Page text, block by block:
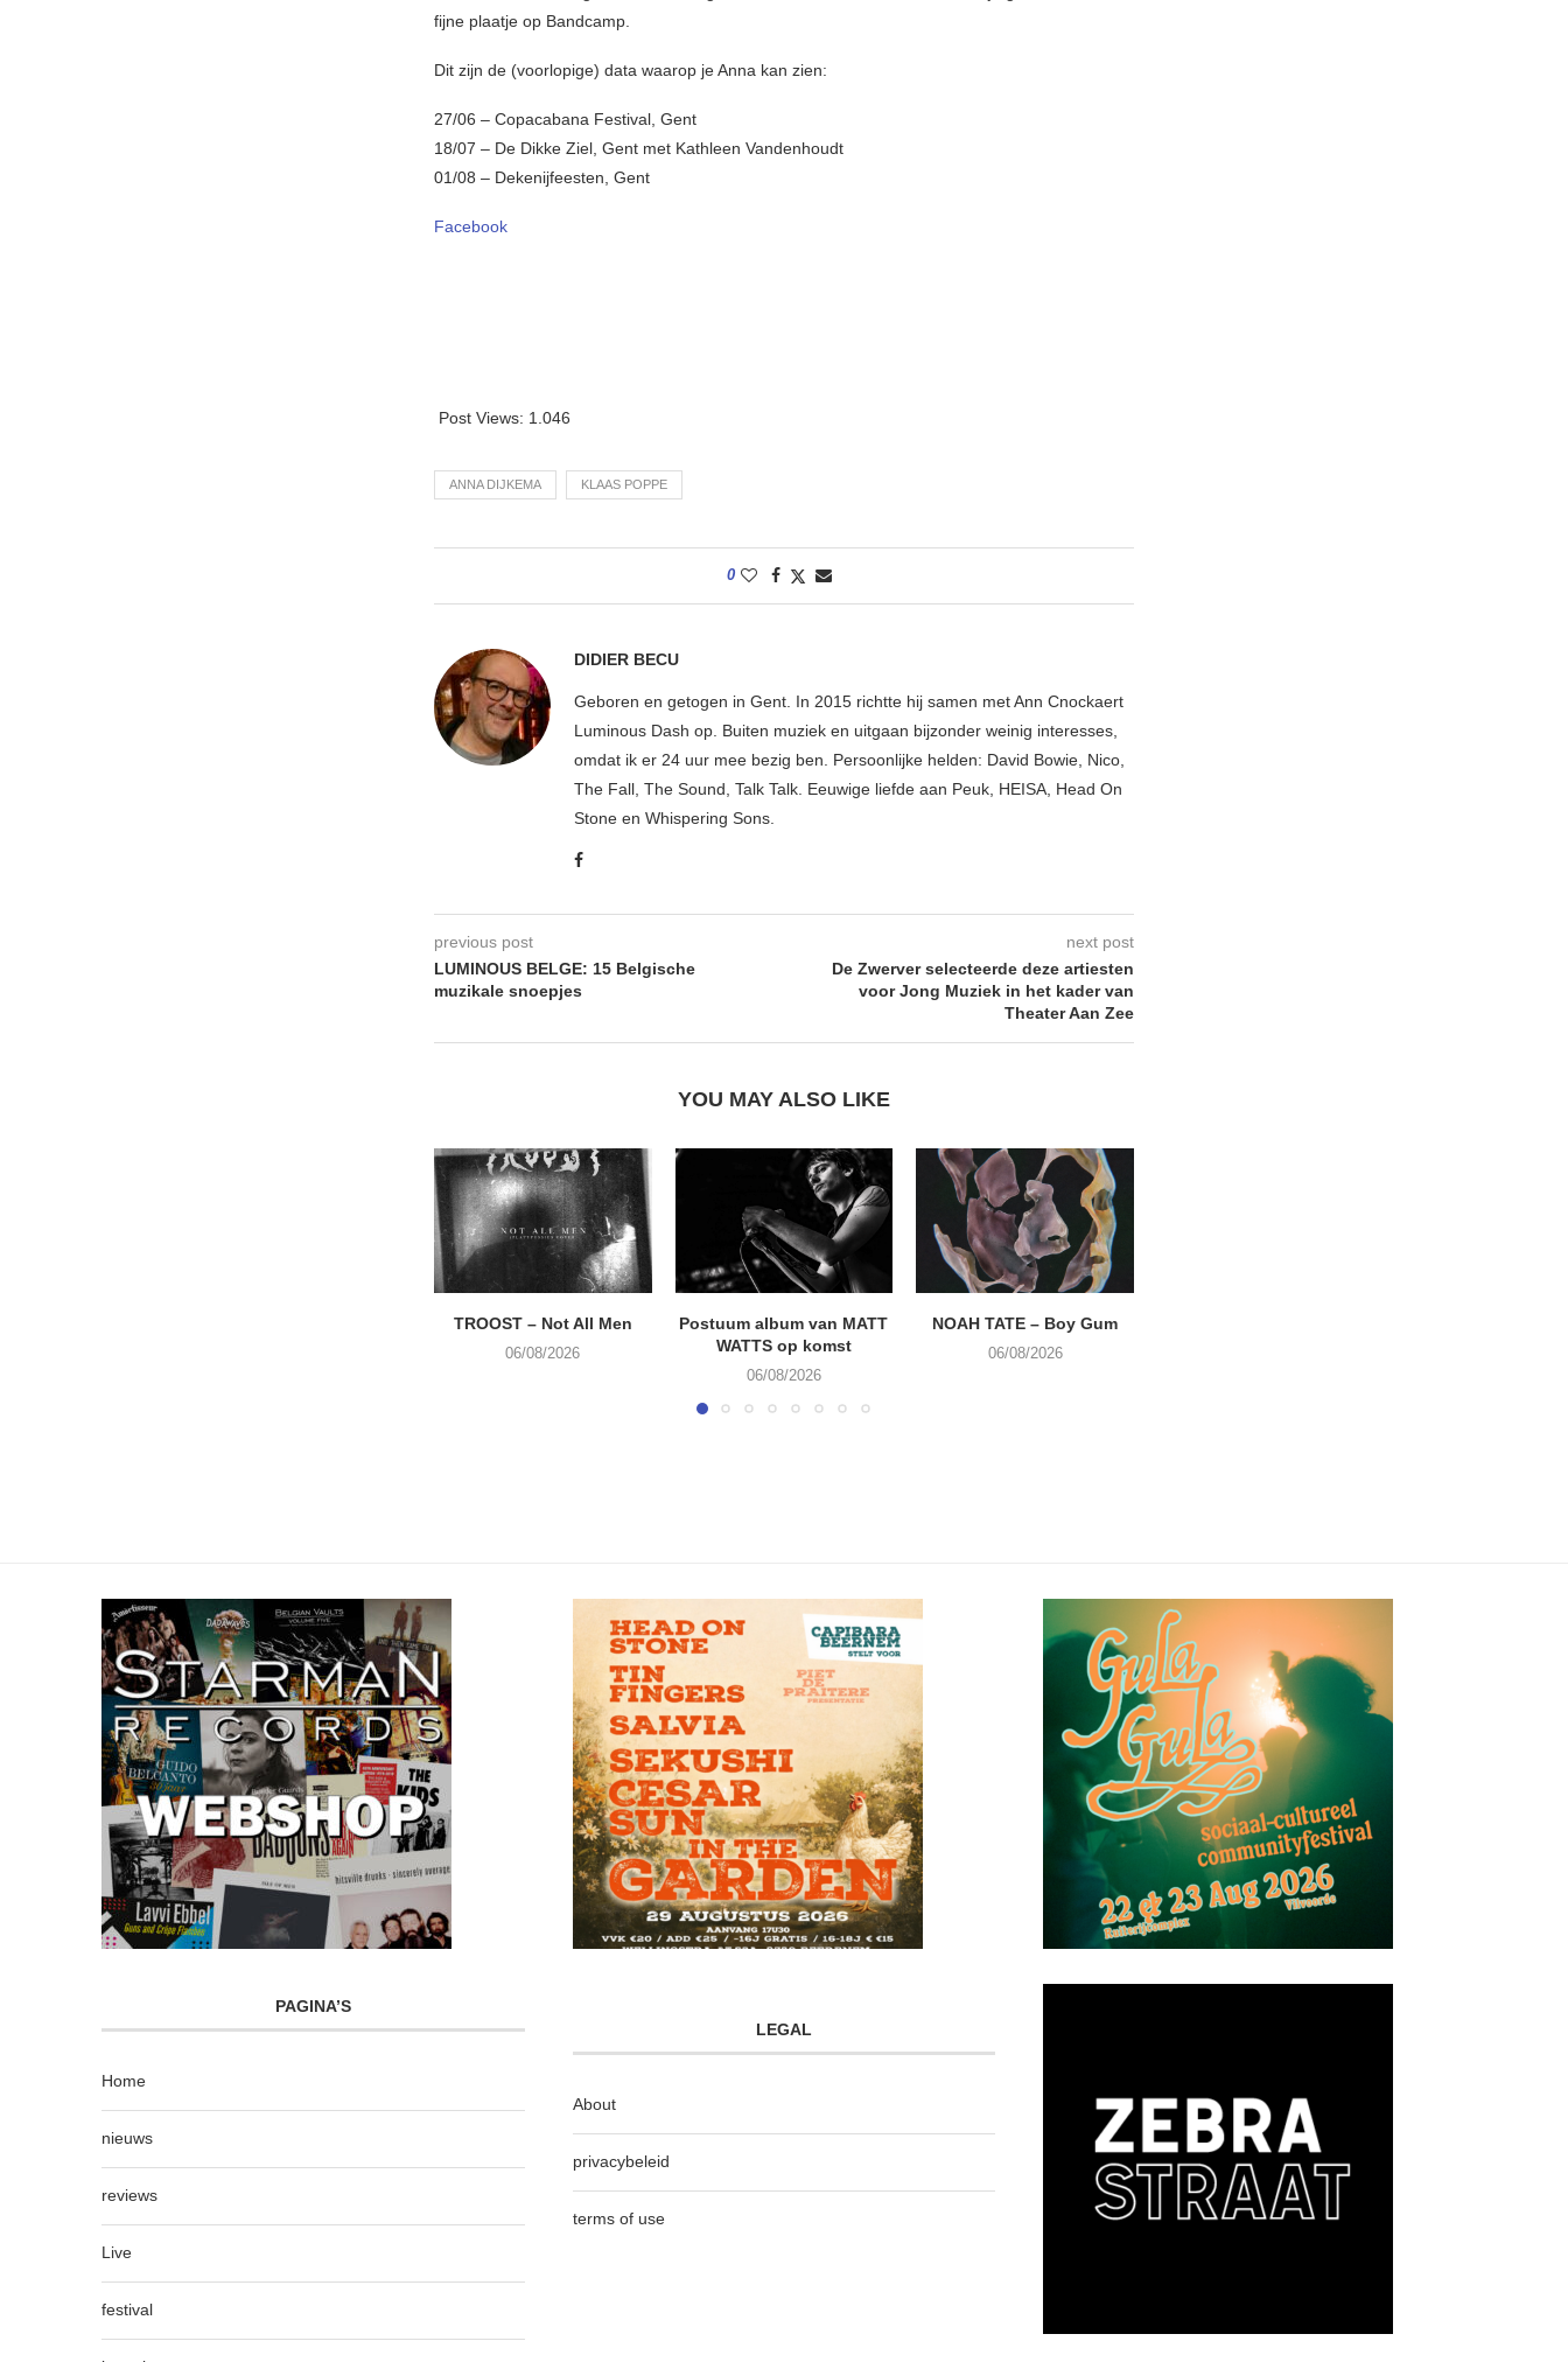
fijne plaatje op Bandcamp.
Dit zijn de (voorlopige) data waarop je Anna kan zien:
27/06 – Copacabana Festival, Gent
18/07 – De Dikke Ziel, Gent met Kathleen Vandenhoudt
01/08 – Dekenijfeesten, Gent
Facebook
Post Views: 1.046
ANNA DIJKEMA KLAAS POPPE
0
DIDIER BECU
Geboren en getogen in Gent. In 2015 richtte hij samen met Ann Cnockaert
Luminous Dash op. Buiten muziek en uitgaan bijzonder weinig interesses,
omdat ik er 24 uur mee bezig ben. Persoonlijke helden: David Bowie, Nico,
The Fall, The Sound, Talk Talk. Eeuwige liefde aan Peuk, HEISA, Head On
Stone en Whispering Sons.
previous post
LUMINOUS BELGE: 15 Belgische
muzikale snoepjes
next post
De Zwerver selecteerde deze artiesten
voor Jong Muziek in het kader van
Theater Aan Zee
YOU MAY ALSO LIKE
TROOST – Not All Men
06/08/2026
Postuum album van MATT
WATTS op komst
06/08/2026
NOAH TATE – Boy Gum
06/08/2026
PAGINA’S
Home
nieuws
reviews
Live
festival
LEGAL
About
privacybeleid
terms of use